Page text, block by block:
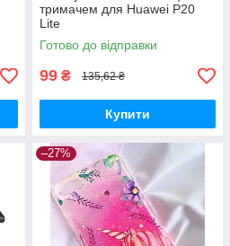
тримачем для Huawei P20
Lite
Готово до відправки
99 ₴ 135,62 ₴
Купити
–27%